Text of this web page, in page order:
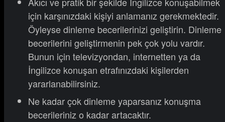
için karşınızdaki kişiyi anlamanız gerekmektedir.
Öyleyse dinleme becerilerinizi geliştirin. Dinleme
becerilerini geliştirmenin pek çok yolu vardır.
Bunun için televizyondan, internetten ya da
İngilizce konuşan etrafınızdaki kişilerden
yararlanabilirsiniz.
Ne kadar çok dinleme yaparsanız konuşma
becerileriniz o kadar artacaktır.